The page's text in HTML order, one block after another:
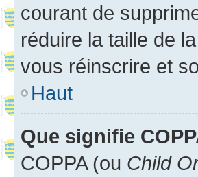
courant de
réduire la taille de
vous réinscrire et
Haut
Que signifie
COPPA (ou Child